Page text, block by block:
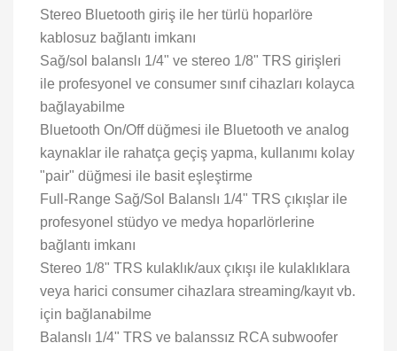
Stereo Bluetooth giriş ile her türlü hoparlöre
kablosuz bağlantı imkanı
Sağ/sol balanslı 1/4" ve stereo 1/8" TRS girişleri
ile profesyonel ve consumer sınıf cihazları kolayca
bağlayabilme
Bluetooth On/Off düğmesi ile Bluetooth ve analog
kaynaklar ile rahatça geçiş yapma, kullanımı kolay
"pair" düğmesi ile basit eşleştirme
Full-Range Sağ/Sol Balanslı 1/4" TRS çıkışlar ile
profesyonel stüdyo ve medya hoparlörlerine
bağlantı imkanı
Stereo 1/8" TRS kulaklık/aux çıkışı ile kulaklıklara
veya harici consumer cihazlara streaming/kayıt vb.
için bağlanabilme
Balanslı 1/4" TRS ve balanssız RCA subwoofer